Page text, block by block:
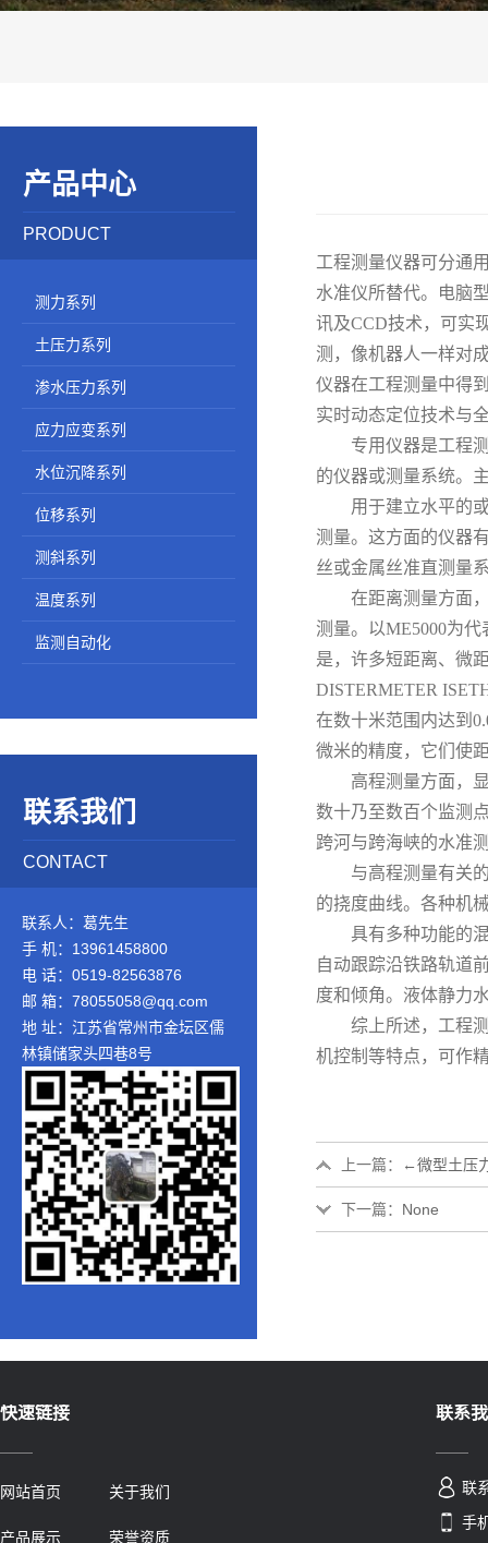
产品中心
PRODUCT
测力系列
土压力系列
渗水压力系列
应力应变系列
水位沉降系列
位移系列
测斜系列
温度系列
监测自动化
联系我们
CONTACT
联系人：葛先生
手 机：13961458800
电 话：0519-82563876
邮 箱：78055058@qq.com
地 址：江苏省常州市金坛区儒
林镇储家头四巷8号
工程测量仪器可分通
水准仪所替代。电脑
讯及CCD技术，可实
测，像机器人一样对
仪器在工程测量中得
实时动态定位技术与
专用仪器是工程测
的仪器或测量系统。
用于建立水平的或
测量。这方面的仪器
丝或金属丝准直测量
在距离测量方面，
测量。以ME5000为
是，许多短距离、微
DISTERMETER
在数十米范围内达到
微米的精度，它们使
高程测量方面，显
数十乃至数百个监测
跨河与跨海峡的水准
与高程测量有关的
的挠度曲线。各种机
具有多种功能的混
自动跟踪沿铁路轨道
度和倾角。液体静力
综上所述，工程测
机控制等特点，可作
上一篇： ←微型土压
下一篇： None
快速链接
网站首页 关于我们
产品展示 荣誉资质
联系
联
手